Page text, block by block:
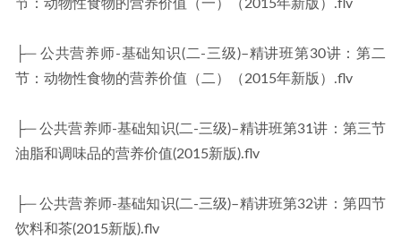
节：动物性食物的营养价值（一）（2015年新版）.flv
├─ 公共营养师-基础知识(二-三级)–精讲班第30讲：第二
节：动物性食物的营养价值（二）（2015年新版）.flv
├─ 公共营养师-基础知识(二-三级)–精讲班第31讲：第三节
油脂和调味品的营养价值(2015新版).flv
├─ 公共营养师-基础知识(二-三级)–精讲班第32讲：第四节
饮料和茶(2015新版).flv